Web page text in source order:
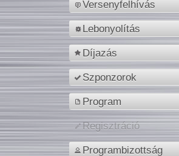
Versenyfelhívás
Lebonyolítás
Díjazás
Szponzorok
Program
Regisztráció
Programbizottság